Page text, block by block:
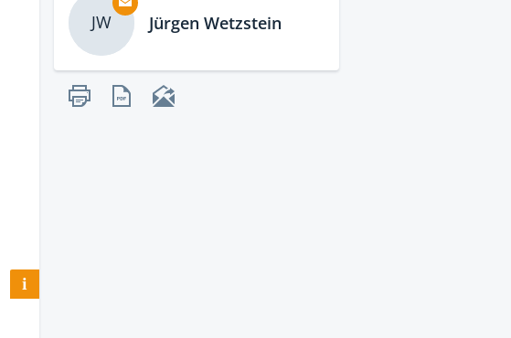
i
JW Jürgen Wetzstein